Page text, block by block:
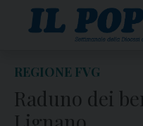
REGIONE FVG
Raduno dei